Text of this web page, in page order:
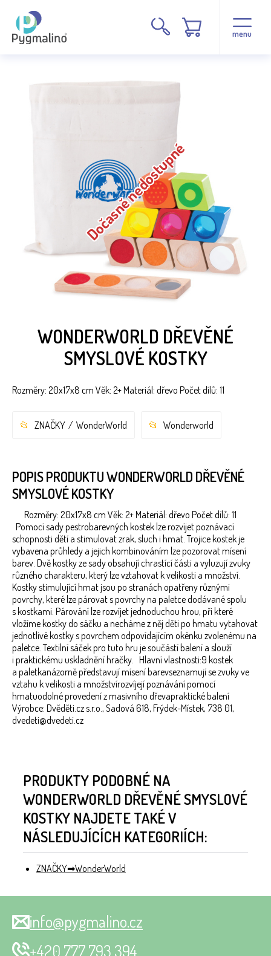
menu
Dočasně nedostupné
WONDERWORLD DŘEVĚNÉ
SMYSLOVÉ KOSTKY
Rozměry: 20x17x8 cm Věk: 2+ Materiál: dřevo Počet dílů: 11
ZNAČKY WonderWorld Wonderworld
POPIS PRODUKTU WONDERWORLD DŘEVĚNÉ
SMYSLOVÉ KOSTKY
Rozměry: 20x17x8 cm Věk: 2+ Materiál: dřevo Počet dílů: 11
Pomocí sady pestrobarevných kostek lze rozvíjet poznávací
schopnosti dětí a stimulovat zrak, sluch i hmat. Trojice kostek je
vybavena průhledy a jejich kombinováním lze pozorovat mísení
barev. Dvě kostky ze sady obsahují chrastící části a vyluzují zvuky
různého charakteru, který lze vztahovat k velikosti a množství.
Kostky stimulující hmat jsou po stranách opatřeny různými
povrchy, které lze párovat s povrchy na paletce dodávané spolu
s kostkami. Párování lze rozvíjet jednoduchou hrou, při které
vložíme kostky do sáčku a necháme z něj děti po hmatu vytahovat
jednotlivé kostky s povrchem odpovídajícím okénku zvolenému na
paletce. Textilní sáček pro tuto hru je součástí balení a slouží
i praktickému uskladnění hračky. Hlavní vlastnosti:9 kostek
a paletkanázorně představují mísení barevseznamují se zvuky ve
vztahu k velikosti a množstvírozvíjejí poznávání pomocí
hmatuodolné provedení z masivního dřevapraktické balení
Výrobce: Dvěděti.cz s.r.o., Sadová 618, Frýdek-Místek, 738 01,
dvedeti@dvedeti.cz
PRODUKTY PODOBNÉ NA
WONDERWORLD DŘEVĚNÉ SMYSLOVÉ
KOSTKY NAJDETE TAKÉ V
NÁSLEDUJÍCÍCH KATEGORIÍCH:
ZNAČKY WonderWorld
info@pygmalino.cz
+420 777 793 394